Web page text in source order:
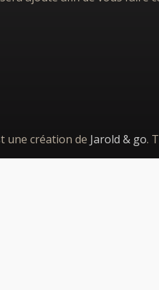
une création de Jarold & go.